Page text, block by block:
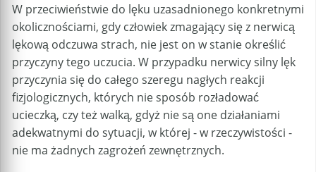
W przeciwieństwie do lęku uzasadnionego konkretnymi
okolicznościami, gdy człowiek zmagający się z nerwicą
lękową odczuwa strach, nie jest on w stanie określić
przyczyny tego uczucia. W przypadku nerwicy silny lęk
przyczynia się do całego szeregu nagłych reakcji
fizjologicznych, których nie sposób rozładować
ucieczką, czy też walką, gdyż nie są one działaniami
adekwatnymi do sytuacji, w której - w rzeczywistości -
nie ma żadnych zagrożeń zewnętrznych.